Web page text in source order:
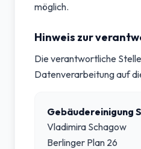
möglich.
Hinweis zur
Die verantwortliche
Datenverarbeitung auf
Gebäudereinigung
Vladimira Schagow
Berlinger Plan 26